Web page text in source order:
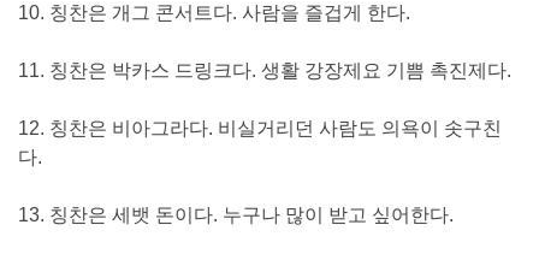
10. 칭찬은 개그 콘서트다. 사람을 즐겁게 한다.
11. 칭찬은 박카스 드링크다. 생활 강장제요 기쁨 촉진제다.
12. 칭찬은 비아그라다. 비실거리던 사람도 의욕이 솟구친
다.
13. 칭찬은 세뱃 돈이다. 누구나 많이 받고 싶어한다.